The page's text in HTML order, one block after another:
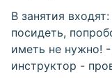
В занятия
посидеть,
иметь не нужно!
инструктор -